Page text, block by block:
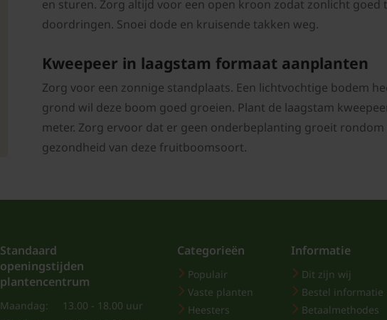
en sturen. Zorg altijd voor een open kroon zodat zonlicht goed
doordringen. Snoei dode en kruisende takken weg.
Kweepeer in laagstam formaat aanplanten
Zorg voor een zonnige standplaats. Een lichtvochtige bodem
grond wil deze boom goed groeien. Plant de laagstam
meter. Zorg ervoor dat er geen onderbeplanting groeit
gezondheid van deze fruitboomsoort.
Standaard
openingstijden
plantencentrum
Maandag:
13.00 - 18.00 uur
Categorieën
Populair
Vaste planten
Heesters
Informatie
Dit zijn wij
Bestel informatie
Betaalmethodes